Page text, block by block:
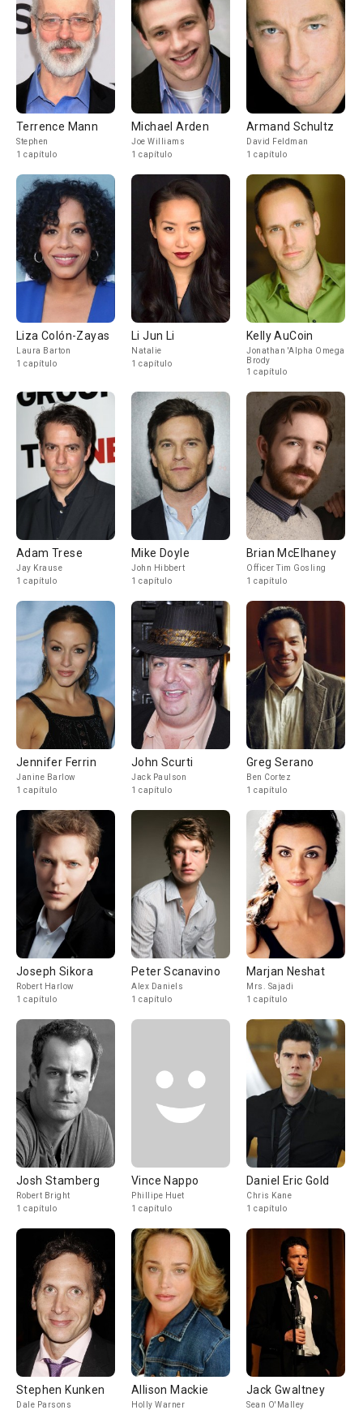
Terrence Mann
Stephen
1 capítulo
Michael Arden
Joe Williams
1 capítulo
Armand Schultz
David Feldman
1 capítulo
Liza Colón-Zayas
Laura Barton
1 capítulo
Li Jun Li
Natalie
1 capítulo
Kelly AuCoin
Jonathan 'Alpha Omega'
Brody
1 capítulo
Adam Trese
Jay Krause
1 capítulo
Mike Doyle
John Hibbert
1 capítulo
Brian McElhaney
Officer Tim Gosling
1 capítulo
Jennifer Ferrin
Janine Barlow
1 capítulo
John Scurti
Jack Paulson
1 capítulo
Greg Serano
Ben Cortez
1 capítulo
Joseph Sikora
Robert Harlow
1 capítulo
Peter Scanavino
Alex Daniels
1 capítulo
Marjan Neshat
Mrs. Sajadi
1 capítulo
Josh Stamberg
Robert Bright
1 capítulo
Vince Nappo
Phillipe Huet
1 capítulo
Daniel Eric Gold
Chris Kane
1 capítulo
Stephen Kunken
Dale Parsons
Allison Mackie
Holly Warner
Jack Gwaltney
Sean O'Malley